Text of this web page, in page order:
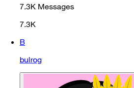
7.3K Messages
7.3K
B
bulrog